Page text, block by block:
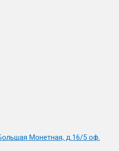
Монетная, д.16/5 оф.